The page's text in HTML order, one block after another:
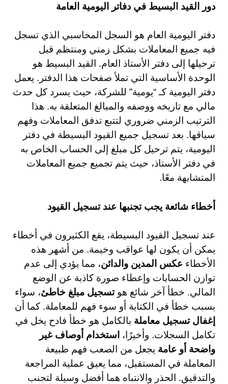
دور القيد البسيط في دفاتر اليومية العامة
دفتر اليومية العام هو السجل المحاسبي الذي تسجل
فيه جميع المعاملات بشكل زمني ومنتظم قبل
ترحيلها إلى دفتر الأستاذ العام. القيد البسيط هو
الوحدة الأساسية التي تملأ صفحات هذا الدفتر. يعمل
دفتر اليومية كـ “يومية” للشركة، حيث يسرد كل حدث
مالي مع تاريخه ووصفه والمبالغ المتعلقة به. هذا
الترتيب الزمني ضروري لتتبع تدفق المعاملات وفهم
سياقها. بعد تسجيل جميع القيود البسيطة في دفتر
اليومية، يتم ترحيل كل مبلغ إلى الحساب الخاص به
في دفتر الأستاذ، حيث يتم تجميع جميع المعاملات
المتشابهة معًا.
أخطاء شائعة يجب تجنبها عند تسجيل القيود
عند تسجيل القيود البسيطة، يقع الكثيرون في أخطاء
يمكن أن يكون لها عواقب وخيمة. من أشهر هذه
الأخطاء عكس المدين والدائن، مما يؤدي إلى عدم
توازن الحسابات وإعطاء صورة كاذبة عن الوضع
المالي. خطأ آخر شائع هوتسجيل مبلغ خاطئ، سواء
بسبب خطأ في الكتابة أو سوء فهم للمعاملة. كما أن
إغفال تسجيل معاملة بالكامل هو خطأ فادح يخل في
تكامل السجلات. وأخيرًا، استخدام أوصاف غير
واضحة أو عامة يجعل من الصعب فهم طبيعة
المعاملة في المستقبل، مما يعيق عملية المراجعة
والتدقيق. الحذر والانتباه هما أفضل وسيلة لتجنب